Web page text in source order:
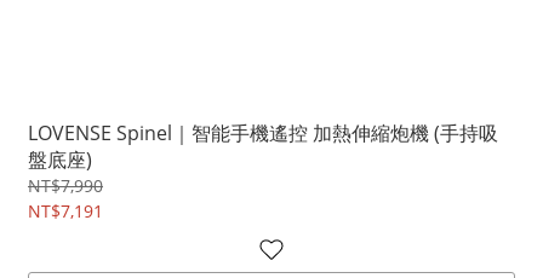
LOVENSE Spinel｜智能手機遙控 加熱伸縮炮機 (手持吸
盤底座)
NT$7,990
NT$7,191